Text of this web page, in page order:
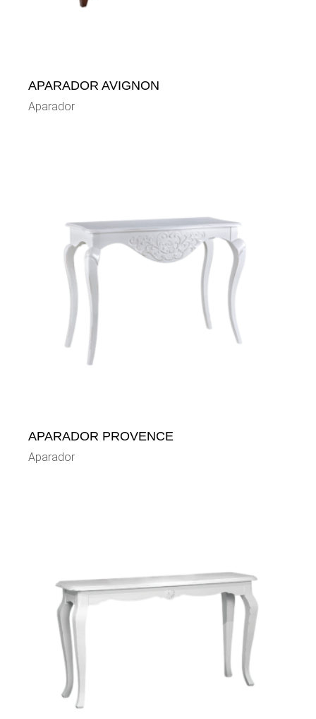
APARADOR AVIGNON
Aparador
APARADOR PROVENCE
Aparador